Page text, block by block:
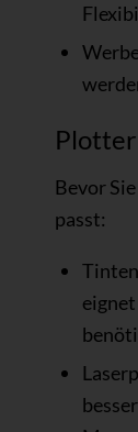
Plotter
Bevor
passt: